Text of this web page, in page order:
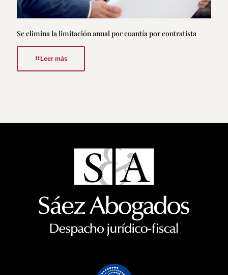
Se elimina la limitación anual por cuantía por contratista
Leer más